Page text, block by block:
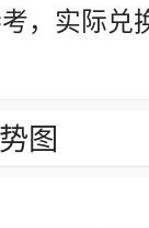
，实际
图